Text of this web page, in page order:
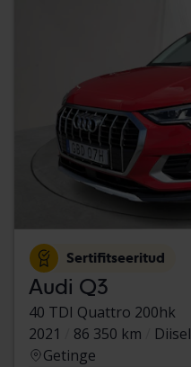
Sertifitseeritud
Audi Q3
40 TDI Quattro 200hk
2021
86 350 km
Diisel
Getinge